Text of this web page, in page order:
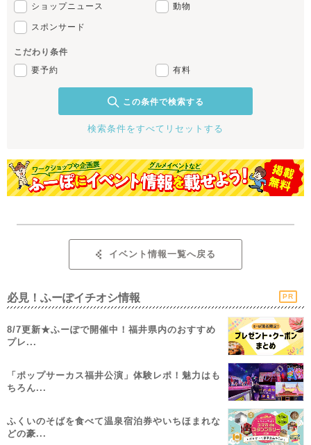
ショップニュース 動物
スポンサード
こだわり条件
要予約
有料
この条件で検索する
検索条件をすべてリセットする
イベント情報一覧へ戻る
必見！ふーぽイチオシ情報 PR
8/7更新★ふーぽで開催中！福井県内のおすすめ
プレ...
「ポップサーカス福井公演」体験レポ！魅力はも
ちろん...
ふくいのそばを食べて温泉宿泊券やいちほまれな
どの豪...